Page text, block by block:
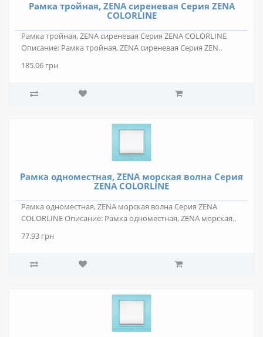
Рамка тройная, ZENA сиреневая Серия ZENA
COLORLINE
Рамка тройная, ZENA сиреневая Серия ZENA COLORLINE
Описание: Рамка тройная, ZENA сиреневая Серия ZEN..
185.06 грн
Рамка одноместная, ZENA морская волна Серия
ZENA COLORLINE
Рамка одноместная, ZENA морская волна Серия ZENA
COLORLINE Описание: Рамка одноместная, ZENA морская..
77.93 грн